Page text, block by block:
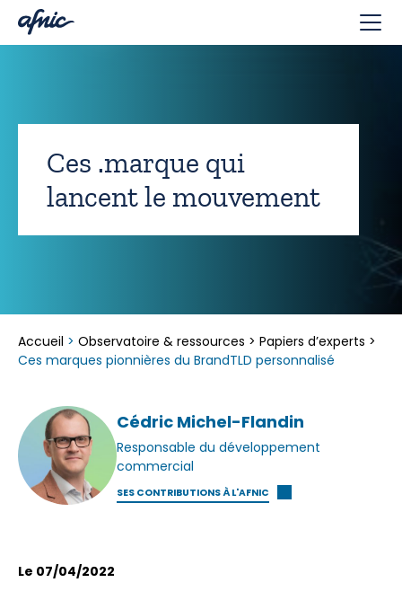
Ces .marque qui
lancent le mouvement
Accueil > Observatoire & ressources > Papiers d’experts >
Ces marques pionnières du BrandTLD personnalisé
Cédric Michel-Flandin
Responsable du développement
commercial
SES CONTRIBUTIONS À L'AFNIC
Le 07/04/2022
Panneau de gestion des cookies